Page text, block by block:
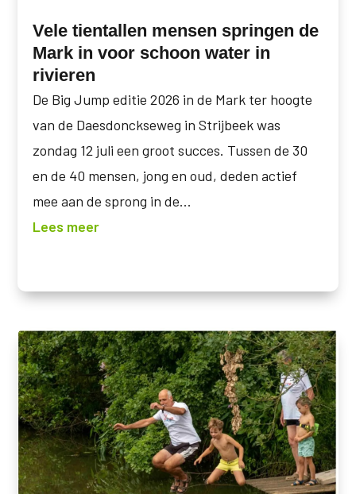
Vele tientallen mensen springen de
Mark in voor schoon water in
rivieren
De Big Jump editie 2026 in de Mark ter hoogte
van de Daesdonckseweg in Strijbeek was
zondag 12 juli een groot succes. Tussen de 30
en de 40 mensen, jong en oud, deden actief
mee aan de sprong in de...
Lees meer